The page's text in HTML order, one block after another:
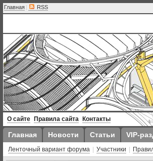
Главная | RSS
О сайте Правила сайта Контакты
Главная Новости Статьи VIP-
Ленточный вариант форума Участники